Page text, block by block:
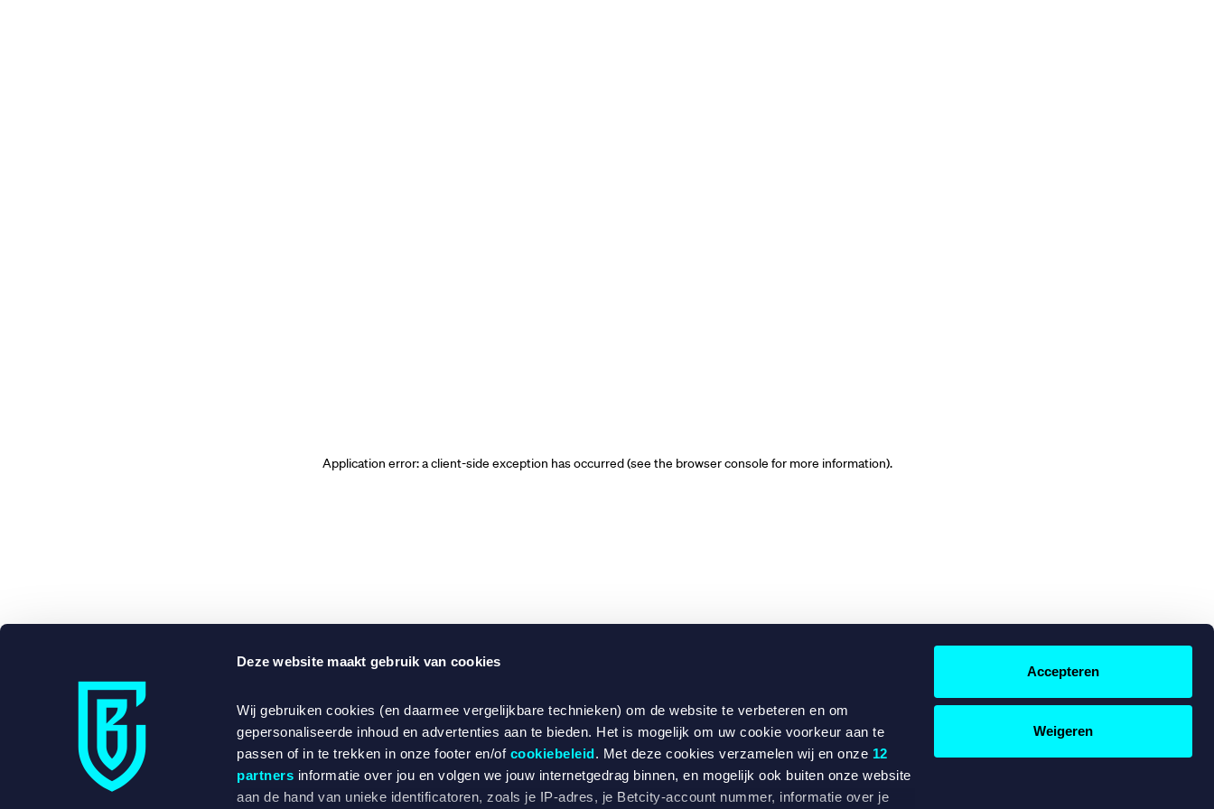
Deze website maakt gebruik van cookies
Wij gebruiken cookies (en daarmee vergelijkbare technieken) om de website te verbeteren en om
gepersonaliseerde inhoud en advertenties aan te bieden. Het is mogelijk om uw cookie voorkeur aan te
passen of in te trekken in onze footer en/of cookiebeleid. Met deze cookies verzamelen wij en onze 12
partners informatie over jou en volgen we jouw internetgedrag binnen, en mogelijk ook buiten onze website
aan de hand van unieke identificatoren, zoals je IP-adres, je Betcity-account nummer, informatie over je
Accepteren
Weigeren
Application error: a client-side exception has occurred (see the browser console for more information).